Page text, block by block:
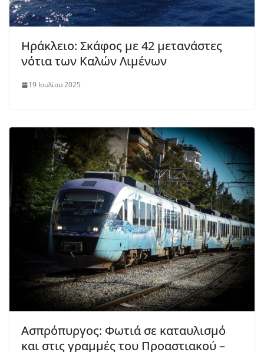
Ηράκλειο: Σκάφος με 42 μετανάστες
νότια των Καλών Λιμένων
19 Ιουλίου 2025
Ασπρόπυργος: Φωτιά σε καταυλισμό
και στις γραμμές του Προαστιακού –